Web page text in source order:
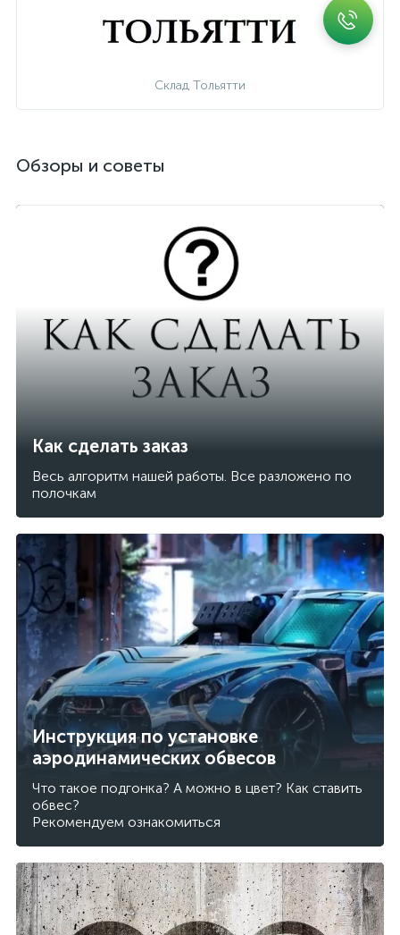
Склад Тольятти
Обзоры и советы
Как сделать заказ
Весь алгоритм нашей работы. Все разложено по
полочкам
Инструкция по установке
аэродинамических обвесов
Что такое подгонка? А можно в цвет? Как ставить
обвес?
Рекомендуем ознакомиться